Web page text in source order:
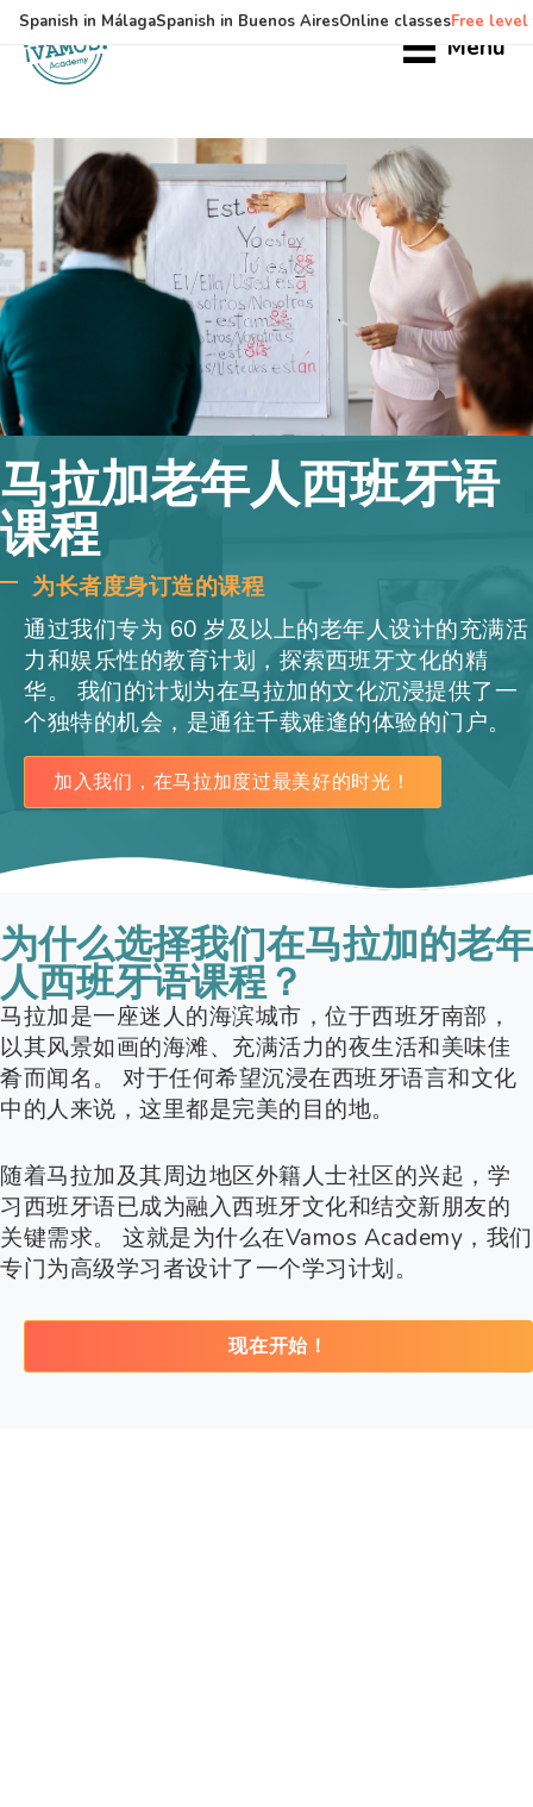
往
主
要
内
主
侧
边
栏
Spanish in MálagaSpanish in Buenos AiresOnline classesFree
Menu
马拉加老年人西班牙语
课程
为长者度身订造的课程
通过我们专为 60 岁及以上的老年人设计的充满活
力和娱乐性的教育计划，探索西班牙文化的精
华。 我们的计划为在马拉加的文化沉浸提供了一
个独特的机会，是通往千载难逢的体验的门户。
加入我们，在马拉加度过最美好的时光！
为什么选择我们在马拉加的老年
人西班牙语课程？
马拉加是一座迷人的海滨城市，位于西班牙南部，
以其风景如画的海滩、充满活力的夜生活和美味佳
肴而闻名。 对于任何希望沉浸在西班牙语言和文化
中的人来说，这里都是完美的目的地。
随着马拉加及其周边地区外籍人士社区的兴起，学
习西班牙语已成为融入西班牙文化和结交新朋友的
关键需求。 这就是为什么在Vamos Academy，我们
专门为高级学习者设计了一个学习计划。
现在开始！